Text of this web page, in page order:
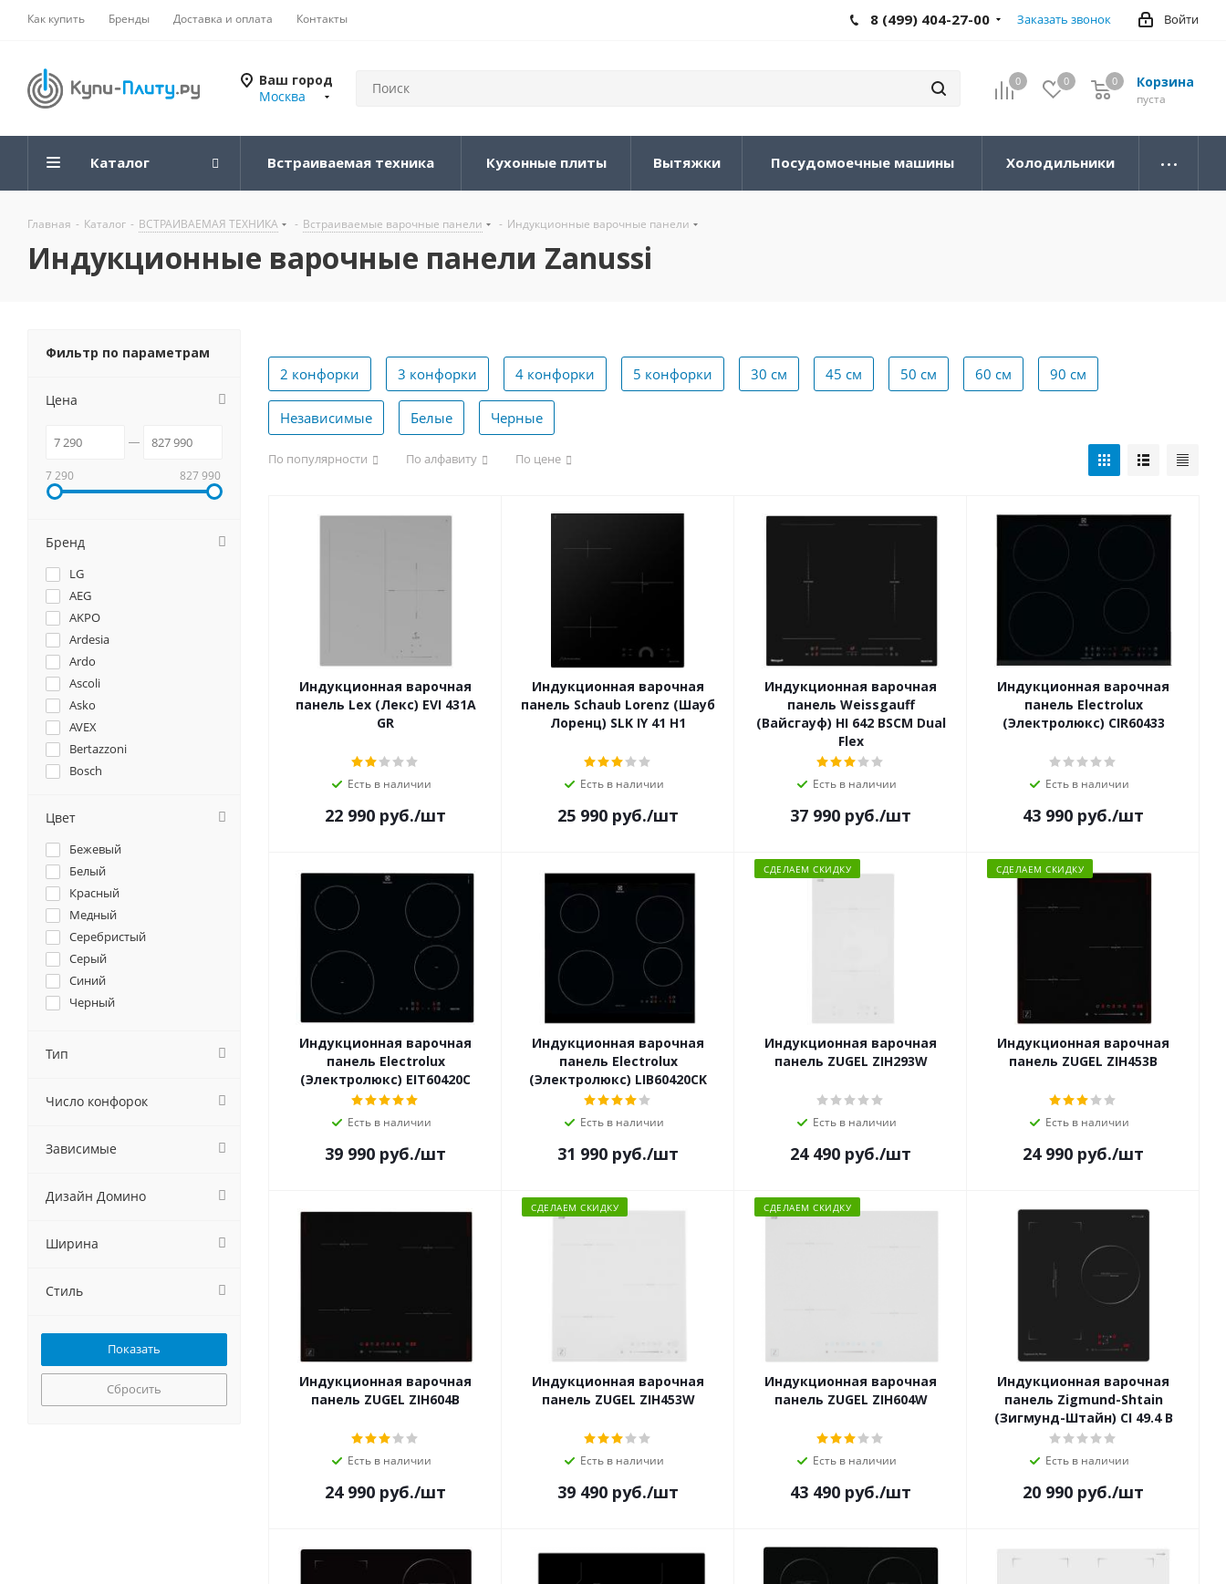
Как купить Бренды Доставка и оплата Контакты Войти
8 (499) 404-27-00 Заказать звонок
Ваш город
Москва
0 0 Корзина
0
пуста
0
Каталог Встраиваемая техника Кухонные плиты Вытяжки Посудомоечные машины Холодильники
Главная - Каталог - ВСТРАИВАЕМАЯ ТЕХНИКА - Встраиваемые варочные панели - Индукционные варочные панели
Индукционные варочные панели Zanussi
2 конфорки 3 конфорки 4 конфорки 5 конфорки 30 см 45 см 50 см 60 см 90 см
Независимые Белые Черные
По популярности По алфавиту По цене
Индукционная варочная
панель Lex (Лекс) EVI 431A
GR
Есть в наличии
22 990 руб./шт
Индукционная варочная
панель Schaub Lorenz (Шауб
Лоренц) SLK IY 41 H1
Есть в наличии
25 990 руб./шт
Индукционная варочная
панель Weissgauff
(Вайсгауф) HI 642 BSCM Dual
Flex
Есть в наличии
37 990 руб./шт
Индукционная варочная
панель Electrolux
(Электролюкс) CIR60433
Есть в наличии
43 990 руб./шт
Индукционная варочная
панель Electrolux
(Электролюкс) EIT60420C
Есть в наличии
39 990 руб./шт
Индукционная варочная
панель Electrolux
(Электролюкс) LIB60420CK
Есть в наличии
31 990 руб./шт
СДЕЛАЕМ СКИДКУ
Индукционная варочная
панель ZUGEL ZIH293W
Есть в наличии
24 490 руб./шт
СДЕЛАЕМ СКИДКУ
Индукционная варочная
панель ZUGEL ZIH453B
Есть в наличии
24 990 руб./шт
Индукционная варочная
панель ZUGEL ZIH604B
Есть в наличии
24 990 руб./шт
СДЕЛАЕМ СКИДКУ
Индукционная варочная
панель ZUGEL ZIH453W
Есть в наличии
39 490 руб./шт
СДЕЛАЕМ СКИДКУ
Индукционная варочная
панель ZUGEL ZIH604W
Есть в наличии
43 490 руб./шт
Индукционная варочная
панель Zigmund-Shtain
(Зигмунд-Штайн) CI 49.4 B
Есть в наличии
20 990 руб./шт
Фильтр по параметрам
Цена
7 290 827 990
Бренд
LG
AEG
AKPO
Ardesia
Ardo
Ascoli
Asko
AVEX
Bertazzoni
Bosch
Candy
Darina
De Dietrich
DeLonghi
Delvento
Electrolux
Electronicsdeluxe
Elica
Evelux
Fornelli
Franke
Ginzzu
GRAUDE
HEBERMANN
Kaiser
Цвет
Бежевый
Белый
Красный
Медный
Серебристый
Серый
Синий
Черный
Тип
Число конфорок
Зависимые
Дизайн Домино
Ширина
Стиль
Сбросить